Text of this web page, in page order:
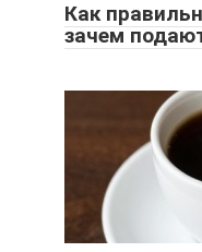
Как
зачем